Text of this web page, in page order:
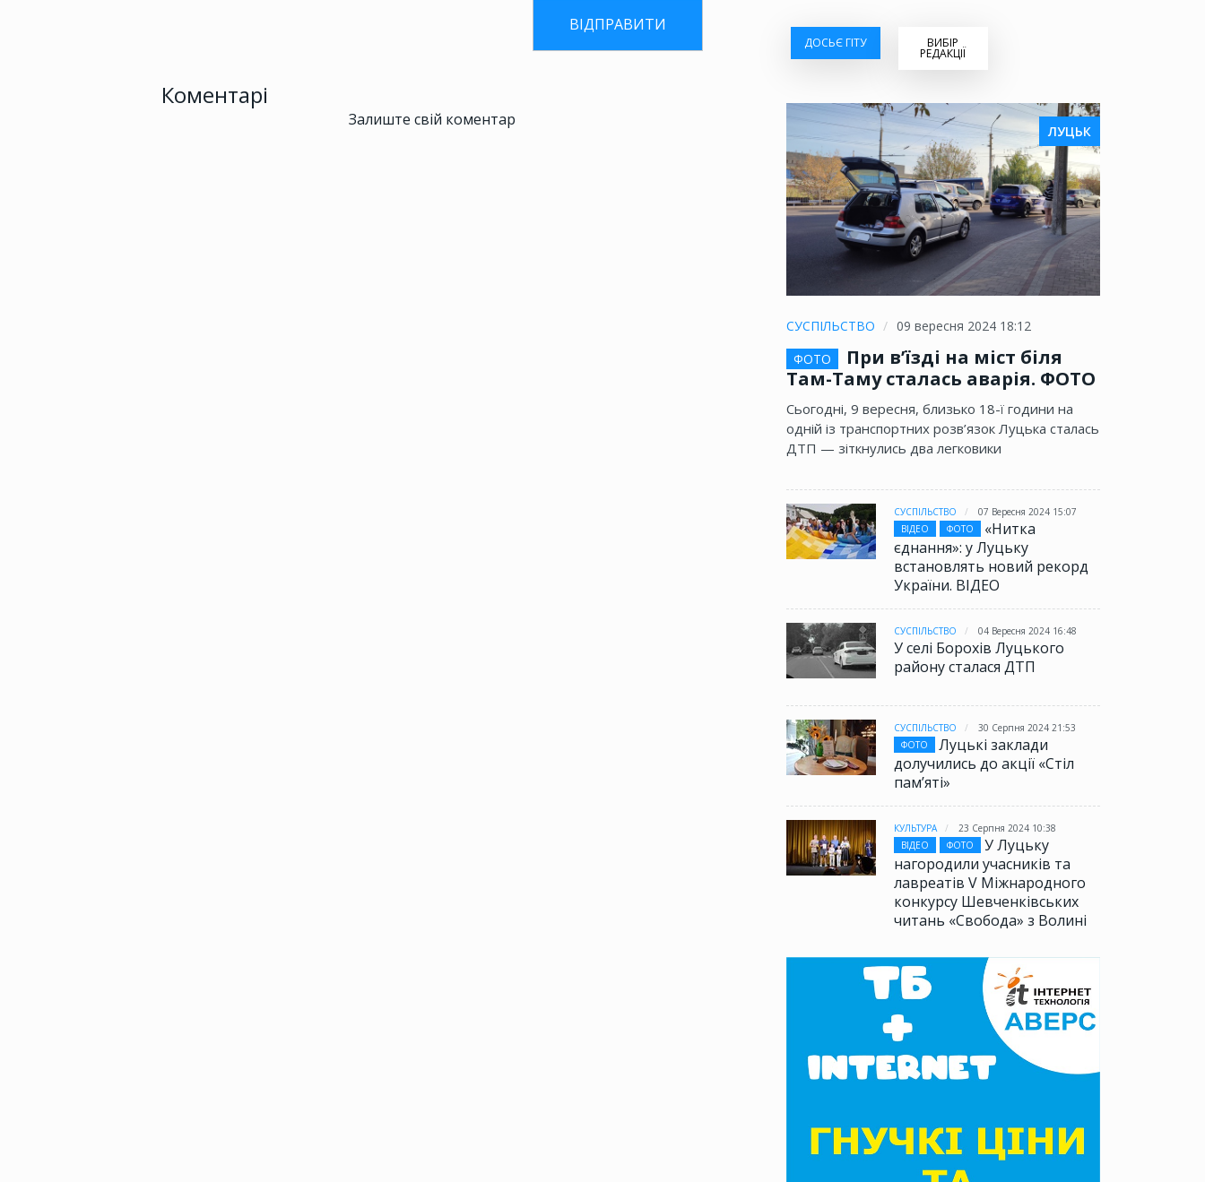
ДОСЬЄ ГІТУ ВИБІР
РЕДАКЦІЇ
ЛУЦЬК
СУСПІЛЬСТВО
09 вересня 2024 18:12
ФОТО
При в’їзді на міст біля
Там-Таму сталась аварія. ФОТО
Сьогодні, 9 вересня, близько 18-ї години на
одній із транспортних розв’язок Луцька сталась
ДТП — зіткнулись два легковики
СУСПІЛЬСТВО
07 Вересня 2024 15:07
ВІДЕО
ФОТО
«Нитка
єднання»: у Луцьку
встановлять новий рекорд
України. ВІДЕО
СУСПІЛЬСТВО 04 Вересня 2024 16:48
У селі Борохів Луцького
району сталася ДТП
СУСПІЛЬСТВО
30 Серпня 2024 21:53
ФОТО
Луцькі заклади
долучились до акції «Стіл
памʼяті»
КУЛЬТУРА
23 Серпня 2024 10:38
ВІДЕО
ФОТО
У Луцьку
нагородили учасників та
лавреатів V Міжнародного
конкурсу Шевченківських
читань «Свобода» з Волині
Коментарі
Залиште свій коментар